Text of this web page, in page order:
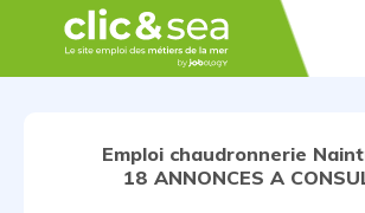
Emploi chaudronnerie
18 ANNONCES A